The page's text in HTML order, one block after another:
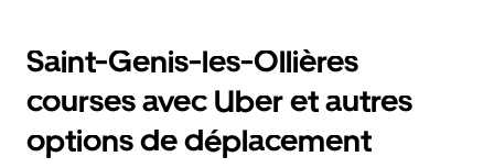
Saint-Genis-les-Ollières
courses avec Uber et autres
options de déplacement